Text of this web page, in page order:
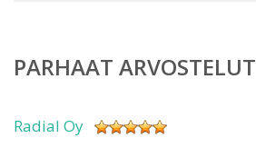
PARHAAT ARVOSTELUT
Radial Oy